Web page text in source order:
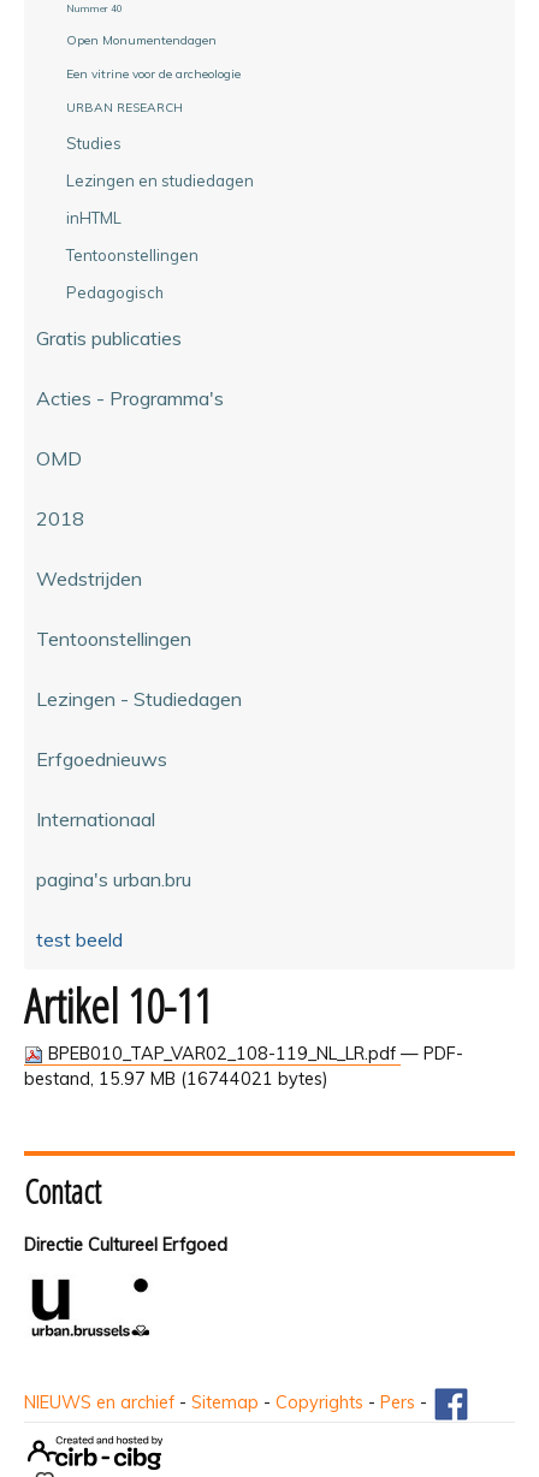
Nummer 40
Open Monumentendagen
Een vitrine voor de archeologie
URBAN RESEARCH
Studies
Lezingen en studiedagen
inHTML
Tentoonstellingen
Pedagogisch
Gratis publicaties
Acties - Programma's
OMD
2018
Wedstrijden
Tentoonstellingen
Lezingen - Studiedagen
Erfgoednieuws
Internationaal
pagina's urban.bru
test beeld
Artikel 10-11
BPEB010_TAP_VAR02_108-119_NL_LR.pdf — PDF-
bestand, 15.97 MB (16744021 bytes)
Contact
Directie Cultureel Erfgoed
NIEUWS en archief - Sitemap - Copyrights - Pers -